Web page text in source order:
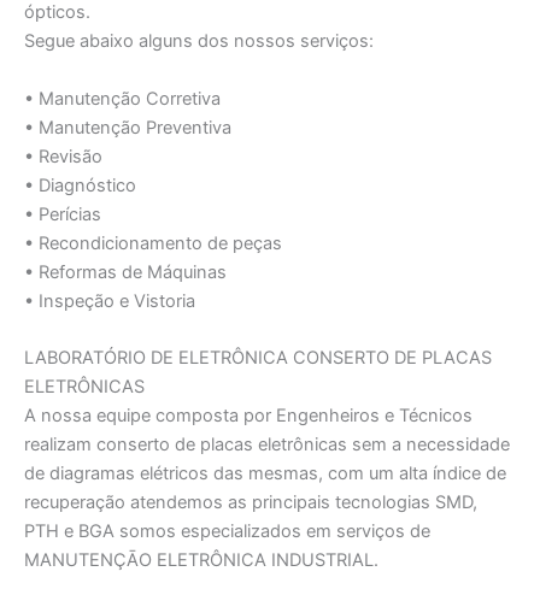
ópticos.
Segue abaixo alguns dos nossos serviços:
• Manutenção Corretiva
• Manutenção Preventiva
• Revisão
• Diagnóstico
• Perícias
• Recondicionamento de peças
• Reformas de Máquinas
• Inspeção e Vistoria
LABORATÓRIO DE ELETRÔNICA CONSERTO DE PLACAS
ELETRÔNICAS
A nossa equipe composta por Engenheiros e Técnicos
realizam conserto de placas eletrônicas sem a necessidade
de diagramas elétricos das mesmas, com um alta índice de
recuperação atendemos as principais tecnologias SMD,
PTH e BGA somos especializados em serviços de
MANUTENÇĀO ELETRÔNICA INDUSTRIAL.